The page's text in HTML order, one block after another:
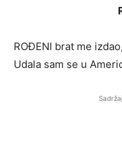
ROĐENI brat me
Udala sam se u